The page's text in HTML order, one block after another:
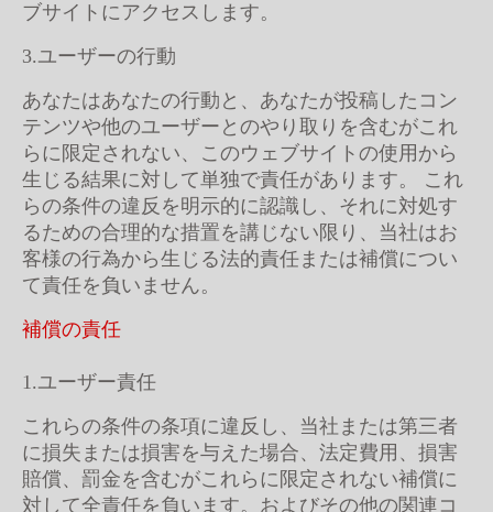
ブサイトにアクセスします。
3.ユーザーの行動
あなたはあなたの行動と、あなたが投稿したコン
テンツや他のユーザーとのやり取りを含むがこれ
らに限定されない、このウェブサイトの使用から
生じる結果に対して単独で責任があります。 これ
らの条件の違反を明示的に認識し、それに対処す
るための合理的な措置を講じない限り、当社はお
客様の行為から生じる法的責任または補償につい
て責任を負いません。
補償の責任
1.ユーザー責任
これらの条件の条項に違反し、当社または第三者
に損失または損害を与えた場合、法定費用、損害
賠償、罰金を含むがこれらに限定されない補償に
対して全責任を負います。およびその他の関連コ